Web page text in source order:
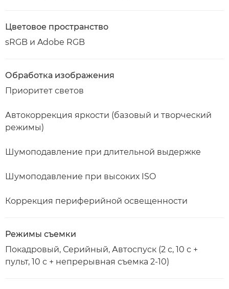
Цветовое пространство
sRGB и Adobe RGB
Обработка изображения
Приоритет светов
Автокоррекция яркости (базовый и творческий
режимы)
Шумоподавление при длительной выдержке
Шумоподавление при высоких ISO
Коррекция периферийной освещенности
Режимы съемки
Покадровый, Серийный, Автоспуск (2 с, 10 с +
пульт, 10 с + непрерывная съемка 2-10)